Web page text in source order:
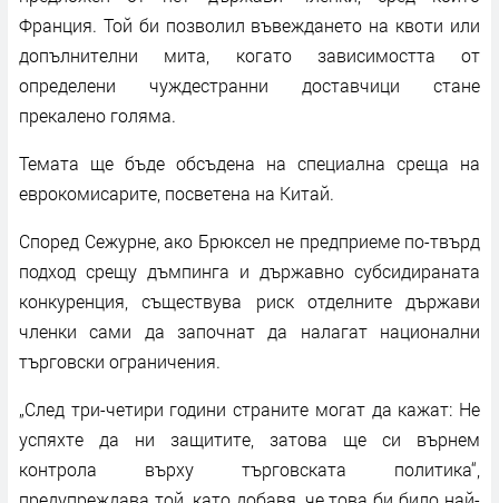
Франция. Той би позволил въвеждането на квоти или
допълнителни мита, когато зависимостта от
определени чуждестранни доставчици стане
прекалено голяма.
Темата ще бъде обсъдена на специална среща на
еврокомисарите, посветена на Китай.
Според Сежурне, ако Брюксел не предприеме по-твърд
подход срещу дъмпинга и държавно субсидираната
конкуренция, съществува риск отделните държави
членки сами да започнат да налагат национални
търговски ограничения.
„След три-четири години страните могат да кажат: Не
успяхте да ни защитите, затова ще си върнем
контрола върху търговската политика“,